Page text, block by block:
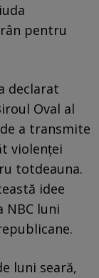
pentru
declarat
Oval al
a transmite
violenței
totdeauna.
idee
NBC luni
luni seară,